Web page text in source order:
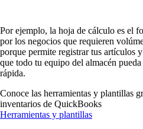
Por ejemplo, la hoja de cálculo es el
por los negocios que requieren
porque permite registrar tus artículos
que todo tu equipo del almacén
rápida.
Conoce las herramientas y plantillas
inventarios de QuickBooks
Herramientas y plantillas